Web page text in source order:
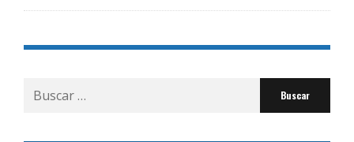
Buscar
por: